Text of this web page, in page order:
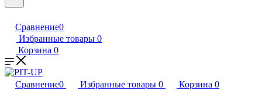
Сравнение0
Избранные товары 0
Корзина 0
Сравнение0 Избранные товары 0 Корзина 0